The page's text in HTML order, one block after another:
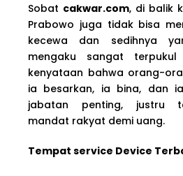
Sobat cakwar.com, di balik
Prabowo juga tidak bisa
kecewa dan sedihnya
mengaku sangat
kenyataan bahwa orang-
ia besarkan, ia bina, dan
jabatan penting, justru
mandat rakyat demi uang.
Tempat service Device